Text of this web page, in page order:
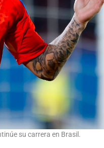
su carrera en Brasil.